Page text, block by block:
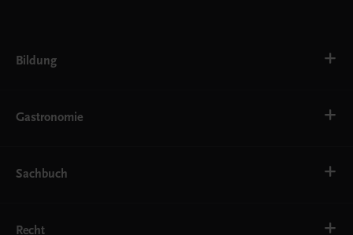
Bildung
AHS
EWF/ZWF
FW
Gastronomie
Getränke
Service
Sachbuch
Gesellschaft, Politik und Wirtschaft
Recht